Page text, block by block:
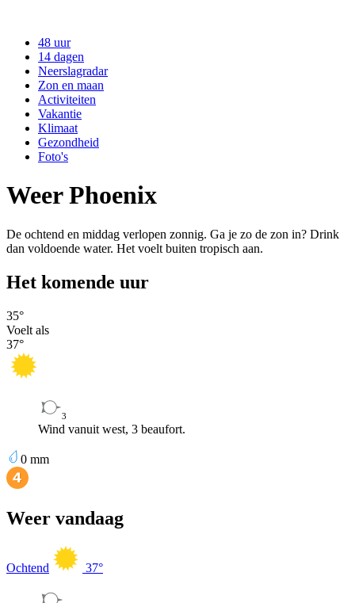
48 uur
14 dagen
Neerslagradar
Zon en maan
Activiteiten
Vakantie
Klimaat
Gezondheid
Foto's
Weer Phoenix
De ochtend en middag verlopen zonnig. Ga je zo de zon in? Drink
dan voldoende water. Het voelt buiten tropisch aan.
Het komende uur
35°
Voelt als
37°
3
Wind vanuit west, 3 beaufort.
0 mm
Weer vandaag
Ochtend 37°